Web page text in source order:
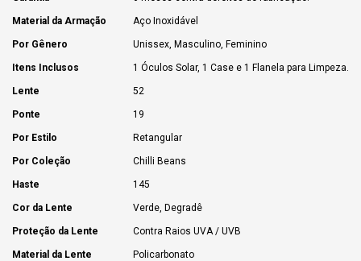
Material da Armação Aço Inoxidável
Por Gênero Unissex, Masculino, Feminino
Itens Inclusos 1 Óculos Solar, 1 Case e 1 Flanela para Limpeza.
Lente 52
Ponte 19
Por Estilo Retangular
Por Coleção Chilli Beans
Haste 145
Cor da Lente Verde, Degradê
Proteção da Lente Contra Raios UVA / UVB
Material da Lente Policarbonato